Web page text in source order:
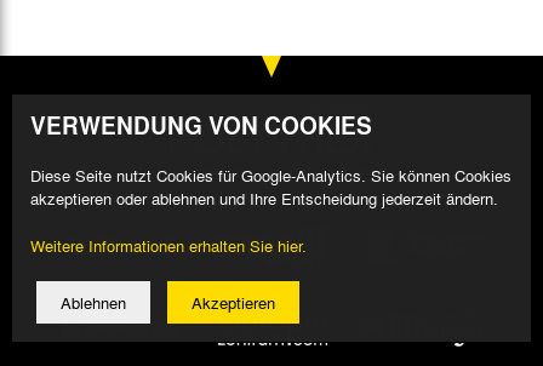
VERWENDUNG VON COOKIES
Diese Seite nutzt Cookies für Google-Analytics. Sie können Cookies
akzeptieren oder ablehnen und Ihre Entscheidung jederzeit ändern.
Weitere Informationen erhalten Sie hier.
Ablehnen Akzeptieren